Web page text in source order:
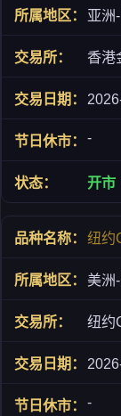
亚洲
香港
-
开市
纽约
美洲
纽约
-